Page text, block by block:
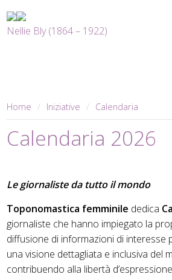
Nellie Bly (1864 – 1922)
Home Iniziative Calendaria
Calendaria 2026
Le giornaliste da tutto il mondo
Toponomastica femminile dedica
giornaliste che hanno impiegato la
diffusione di informazioni di interesse
una visione dettagliata e inclusiva del
contribuendo alla libertà